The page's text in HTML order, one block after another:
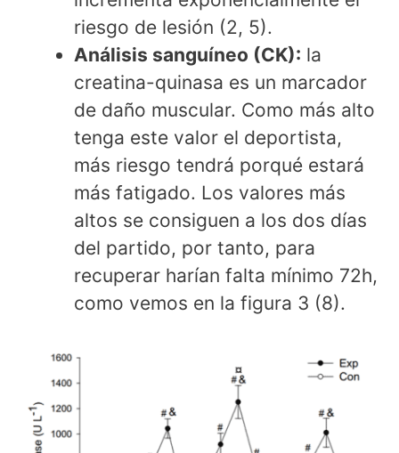
riesgo de lesión (2, 5).
Análisis sanguíneo (CK): la
creatina-quinasa es un marcador
de daño muscular. Como más alto
tenga este valor el deportista,
más riesgo tendrá porqué estará
más fatigado. Los valores más
altos se consiguen a los dos días
del partido, por tanto, para
recuperar harían falta mínimo 72h,
como vemos en la figura 3 (8).